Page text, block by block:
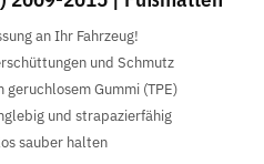
an Ihr Fahrzeug!
und Schmutz
geruchlosem Gummi (TPE)
und strapazierfähig
sauber halten